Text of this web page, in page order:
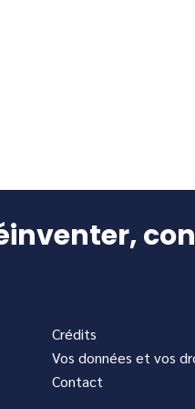
Crédits
Vos données et vos
Contact